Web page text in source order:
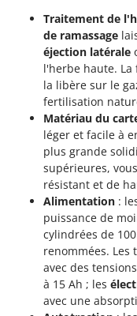
Traitement de
de ramassage
éjection latérale
l'herbe haute. La
la libère sur le
fertilisation
Matériau du
léger et facile à
plus grande
supérieures,
résistant et de
Alimentation :
puissance de
cylindrées de
renommées. Les
avec des
à 15 Ah ; les
avec une